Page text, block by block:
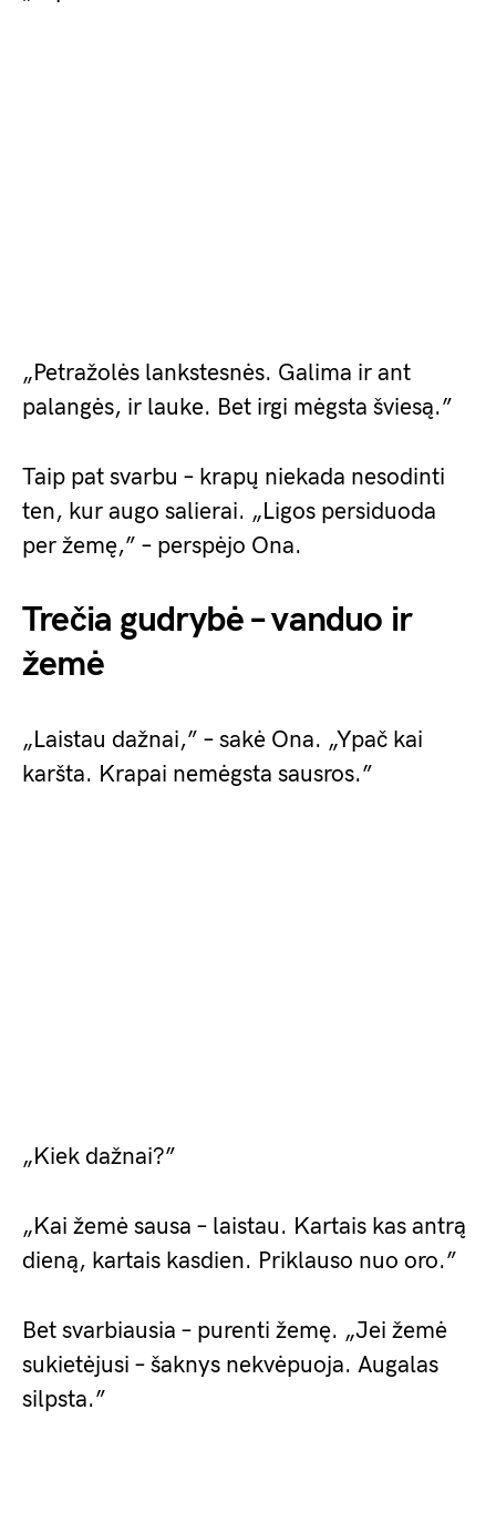
„Petražolės lankstesnės. Galima ir ant
palangės, ir lauke. Bet irgi mėgsta šviesą.”
Taip pat svarbu – krapų niekada nesodinti
ten, kur augo salierai. „Ligos persiduoda
per žemę,” – perspėjo Ona.
Trečia gudrybė – vanduo ir
žemė
„Laistau dažnai,” – sakė Ona. „Ypač kai
karšta. Krapai nemėgsta sausros.”
„Kiek dažnai?”
„Kai žemė sausa – laistau. Kartais kas antrą
dieną, kartais kasdien. Priklauso nuo oro.”
Bet svarbiausia – purenti žemę. „Jei žemė
sukietėjusi – šaknys nekvėpuoja. Augalas
silpsta.”